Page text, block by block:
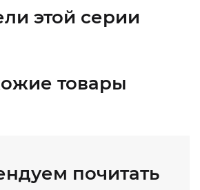
этой серии
товары
почитать